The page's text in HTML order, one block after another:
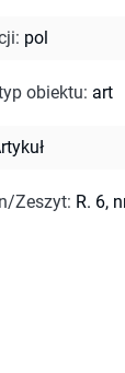
: pol
obiektu: art
Zeszyt: R. 6,